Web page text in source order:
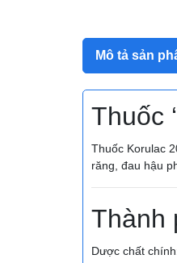
Mô tả sản
Thuốc
Thuốc Korulac
răng, đau hậu
Thành
Dược chất